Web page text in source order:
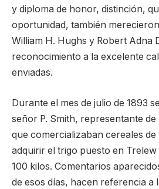
y diploma de honor, distinción,
oportunidad, también
William H. Hughs y Robert Adna
reconocimiento a la excelente
enviadas.
Durante el mes de julio de 1893
señor P. Smith, representante
que comercializaban cereales
adquirir el trigo puesto en
100 kilos. Comentarios
de esos días, hacen referencia a